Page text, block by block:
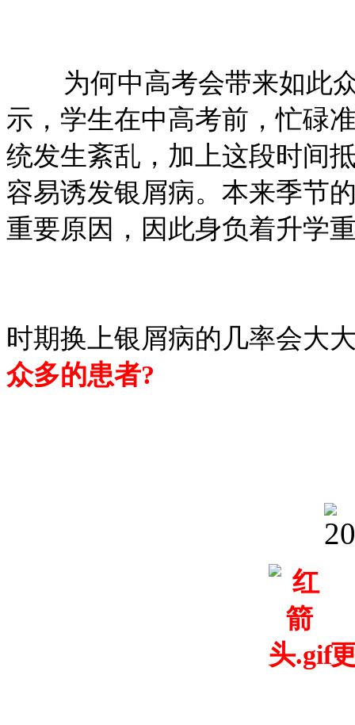
为何中高考会带来如此众
示，学生在中高考前，忙碌
统发生紊乱，加上这段时间
容易诱发银屑病。本来季节
重要原因，因此身负着升学
时期换上银屑病的几率会大
众多的患者?